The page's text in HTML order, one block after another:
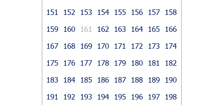
151
152 153 154 155 156 157
158
159
160 161 162 163 164 165
166
167
168 169 170 171 172 173
174
175
176 177 178 179 180 181
182
183
184 185 186 187 188 189
190
191
192 193 194 195 196 197
198